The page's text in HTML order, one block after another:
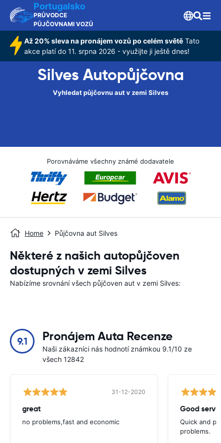
Portugalsko
PRŮVODCE
PŮJČOVNAMI VOZŮ
Až 20% sleva na pronájem vozů po celém světě Tato
akce platí do 11. srpna 2026 - využijte ji ještě dnes!
Silves Autopůjčovna
Vyhledat půjčovnu aut v zemi Silves
Porovnáváme všechny známé dodavatele
Home Půjčovna aut Silves
Některé z našich autopůjčoven
dostupných v zemi Silves
Nabízíme srovnání všech půjčoven aut v zemi Silves:
9.1 Pronájem Auta Recenze
Naši zákazníci nás hodnotí známkou 9.1/10 ze
všech 12842
31-12-2020
great
no problems,fast and economic
Good
Quick and
problems.